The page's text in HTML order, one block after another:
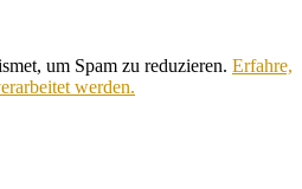
um Spam zu reduzieren. Erfahre,
werden.